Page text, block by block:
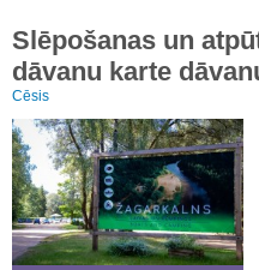
Slēpošanas un
dāvanu karte
Cēsis